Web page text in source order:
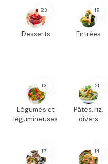
23
Desserts
19
Entrées
13
Légumes et
légumineuses
21
Pâtes, riz,
divers
17 14